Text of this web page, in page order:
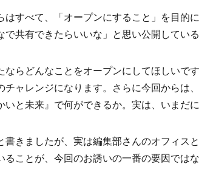
はすべて、「オープンにすること」を目的
で共有できたらいいな」と思い公開してい
ならどんなことをオープンにしてほしいで
チャレンジになります。さらに今回からは
いと未来』で何ができるか。実は、いまだ
書きましたが、実は編集部さんのオフィス
ることが、今回のお誘いの一番の要因では